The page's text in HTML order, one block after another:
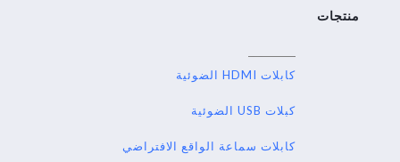
منتجات
كابلات HDMI الضوئية
كبلات USB الضوئية
كابلات سماعة الواقع الافتراضي